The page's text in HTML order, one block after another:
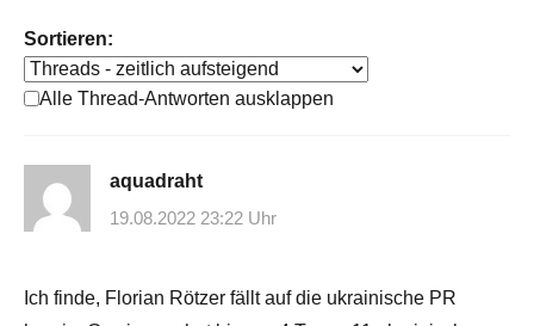
Sortieren:
Alle Thread-Antworten ausklappen
aquadraht
19.08.2022 23:22 Uhr
Ich finde, Florian Rötzer fällt auf die ukrainische PR